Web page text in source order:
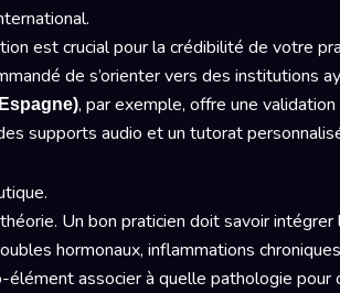
est crucial pour la crédibilité de votre
de s’orienter vers des institutions
, par exemple, offre une
supports audio et un tutorat
Un bon praticien doit savoir
hormonaux, inflammations
élément associer à quelle pathologie pour